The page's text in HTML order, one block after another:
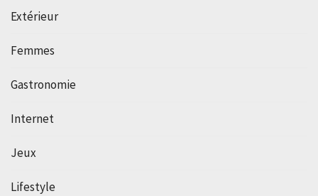
Extérieur
Femmes
Gastronomie
Internet
Jeux
Lifestyle